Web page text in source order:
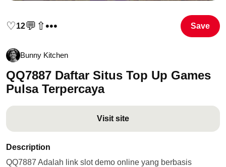
♡12💬 ⇧••• Save
Bunny Kitchen
QQ7887 Daftar Situs Top Up Games
Pulsa Terpercaya
Visit site
Description
QQ7887 Adalah link slot demo online yang berbasis